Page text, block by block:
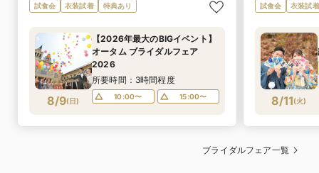
試食会 衣装試着 特典あり
8/9(日)
【2026年最大のBIGイベント】
オータム ブライダルフェア
2026
所要時間：3時間程度
10:00〜 15:00〜
試食会 衣装試着
8/11(火)
ブライダルフェア一覧